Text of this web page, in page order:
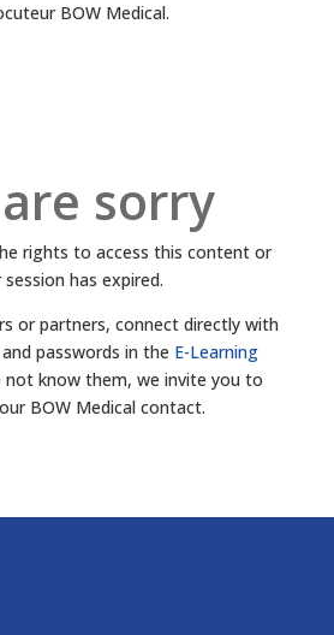
BOW Medical.
sorry
rights to access this content or
session has expired.
or partners, connect directly with
passwords in the E-Learning
not know them, we invite you to
BOW Medical contact.